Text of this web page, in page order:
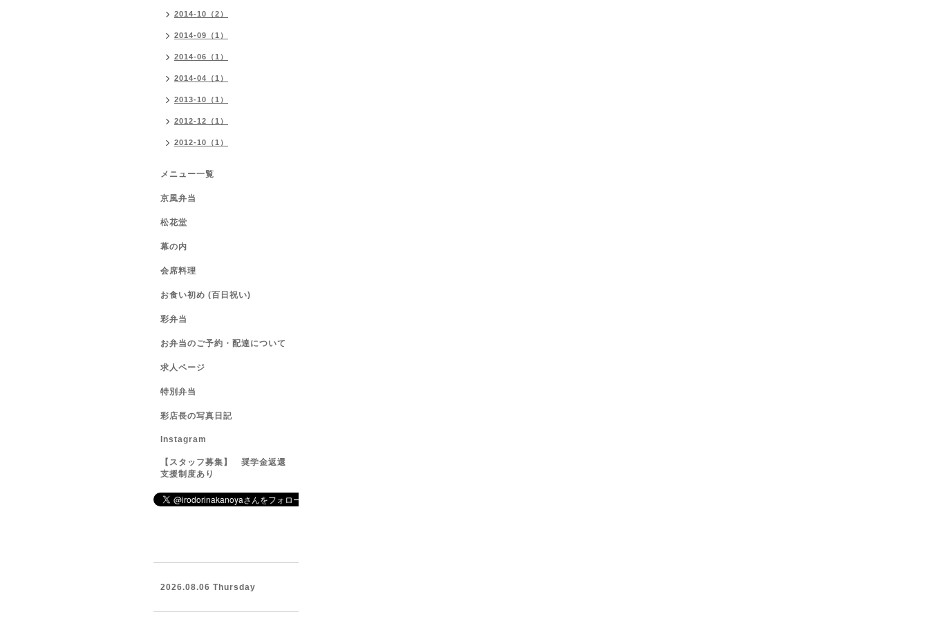
2014-10（2）
2014-09（1）
2014-06（1）
2014-04（1）
2013-10（1）
2012-12（1）
2012-10（1）
メニュー一覧
京風弁当
松花堂
幕の内
会席料理
お食い初め (百日祝い)
彩弁当
お弁当のご予約・配達について
求人ページ
特別弁当
彩店長の写真日記
Instagram
【スタッフ募集】 奨学金返還
支援制度あり
2026.08.06 Thursday